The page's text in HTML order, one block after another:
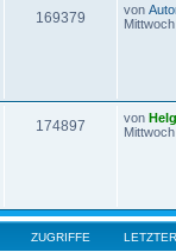
169379 von
174897 von
ZUGRIFFE